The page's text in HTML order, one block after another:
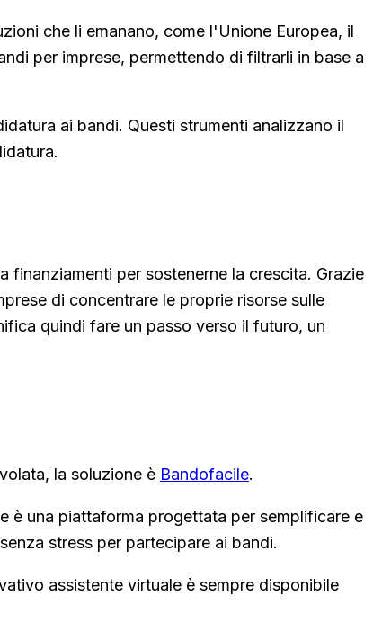
che li emanano, come l'Unione Europea, il
per imprese, permettendo di filtrarli in base a
ai bandi. Questi strumenti analizzano il
finanziamenti per sostenerne la crescita. Grazie
di concentrare le proprie risorse sulle
quindi fare un passo verso il futuro, un
la soluzione è Bandofacile.
è una piattaforma progettata per semplificare e
stress per partecipare ai bandi.
assistente virtuale è sempre disponibile